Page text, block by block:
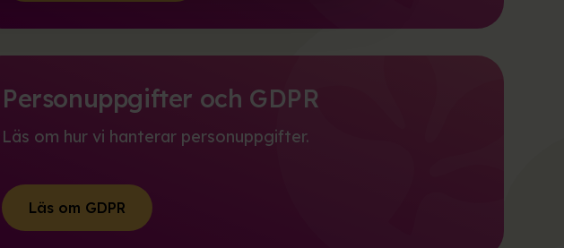
Personuppgifter och GDPR
Läs om hur vi hanterar personuppgifter.
Läs om GDPR